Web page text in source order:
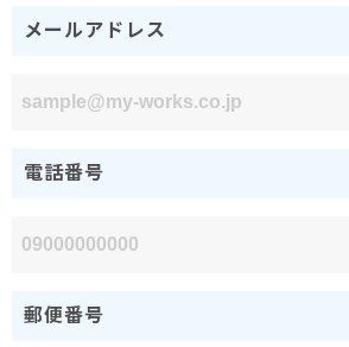
メールアドレス
電話番号
郵便番号